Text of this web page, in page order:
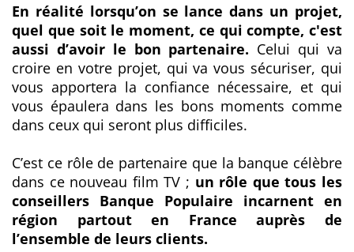
En réalité lorsqu’on se lance dans un projet,
quel que soit le moment, ce qui compte, c'est
aussi d’avoir le bon partenaire. Celui qui va
croire en votre projet, qui va vous sécuriser, qui
vous apportera la confiance nécessaire, et qui
vous épaulera dans les bons moments comme
dans ceux qui seront plus difficiles.
C’est ce rôle de partenaire que la banque célèbre
dans ce nouveau film TV ; un rôle que tous les
conseillers Banque Populaire incarnent en
région partout en France auprès de
l’ensemble de leurs clients.